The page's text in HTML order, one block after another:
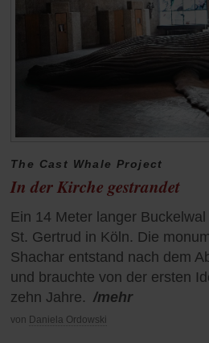
The Cast Whale Project
In der Kirche gestrandet
Ein 14 Meter langer
St. Gertrud in Köln. Die
Shachar entstand nach dem
und brauchte von der ersten
zehn Jahre. /mehr
von Daniela Ordowski